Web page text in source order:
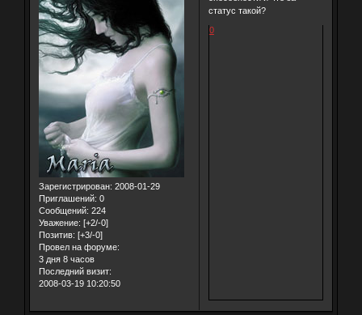
Зарегистрирован: 2008-01-29
Приглашений: 0
Сообщений: 224
Уважение: [+2/-0]
Позитив: [+3/-0]
Провел на форуме:
3 дня 8 часов
Последний визит:
2008-03-19 10:20:50
статус такой?
0